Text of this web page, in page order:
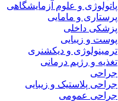
پاتولوژی و علوم آزمایشگاهی
پرستاری و مامایی
پزشکی داخلی
پوست و زیبایی
ترمینولوژی و دیکشنری
تغذیه و رژیم درمانی
جراحی
جراحی پلاستیک و زیبایی
جراحی عمومی